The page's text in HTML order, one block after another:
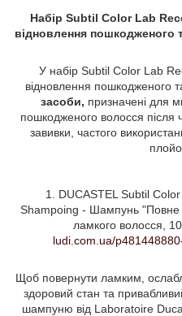
Набір Subtil Color Lab
відновлення пошкодженого
У набір Subtil Color Lab
відновлення пошкодженого
засоби, призначені для
пошкодженого волосся після
завивки, частого
1. DUCASTEL Subtil
Shampoing - Шампунь "Повне
ламкого волосся,
ludi.com.ua/
Щоб повернути ламким,
здоровий стан та
шампуню від Laboratoire